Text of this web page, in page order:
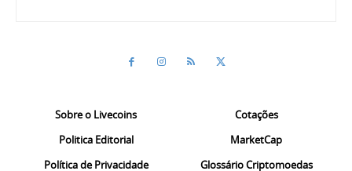
Sobre o Livecoins
Politica Editorial
Política de Privacidade
Cotações
MarketCap
Glossário Criptomoedas